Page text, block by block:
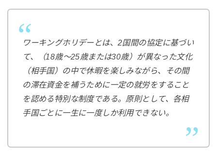
ワーキングホリデーとは、2国間の協定に基づい
て、（18歳〜25歳または30歳）が異なった文化
（相手国）の中で休暇を楽しみながら、その間
の滞在資金を補うために一定の就労をすること
を認める特別な制度である。原則として、各相
手国ごとに一生に一度しか利用できない。